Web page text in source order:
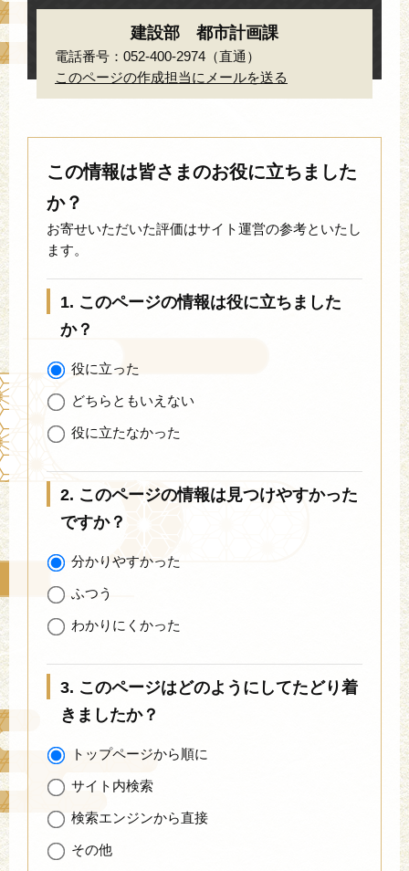
建設部 都市計画課
電話番号：052-400-2974（直通）
このページの作成担当にメールを送る
この情報は皆さまのお役に立ちました
か？
お寄せいただいた評価はサイト運営の参考といたし
ます。
1. このページの情報は役に立ちました
か？
役に立った
どちらともいえない
役に立たなかった
2. このページの情報は見つけやすかった
ですか？
分かりやすかった
ふつう
わかりにくかった
3. このページはどのようにしてたどり着
きましたか？
トップページから順に
サイト内検索
検索エンジンから直接
その他